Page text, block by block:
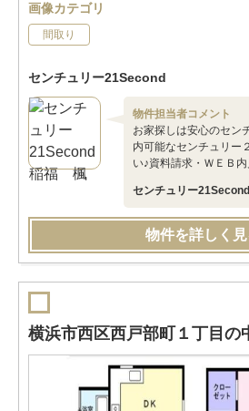
画像カテゴリ
間取り
センチュリー21Second
物件担当者コメント
お家探しは安心のセン
内可能なセンチュリー
い♪資料請求・ＷＥＢ
センチュリー
物件を詳しく見
横浜市西区西戸部町１丁目の